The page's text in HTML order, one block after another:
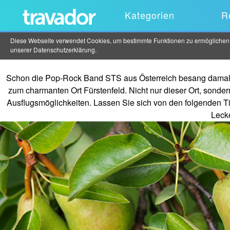
Diese Webseite verwendet Cookies, um bestimmte Funktionen zu
unserer Datenschutzerklärung.
Kategorien
Schon die Pop-Rock Band STS aus Österreich besang
zum charmanten Ort Fürstenfeld. Nicht nur dieser Ort,
Ausflugsmöglichkeiten. Lassen Sie sich von den folgenden